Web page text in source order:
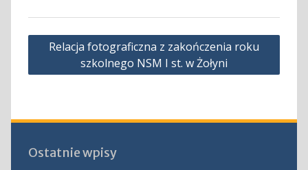
Nawigacja
Relacja fotograficzna z zakończenia roku
szkolnego NSM I st. w Żołyni
Ostatnie wpisy